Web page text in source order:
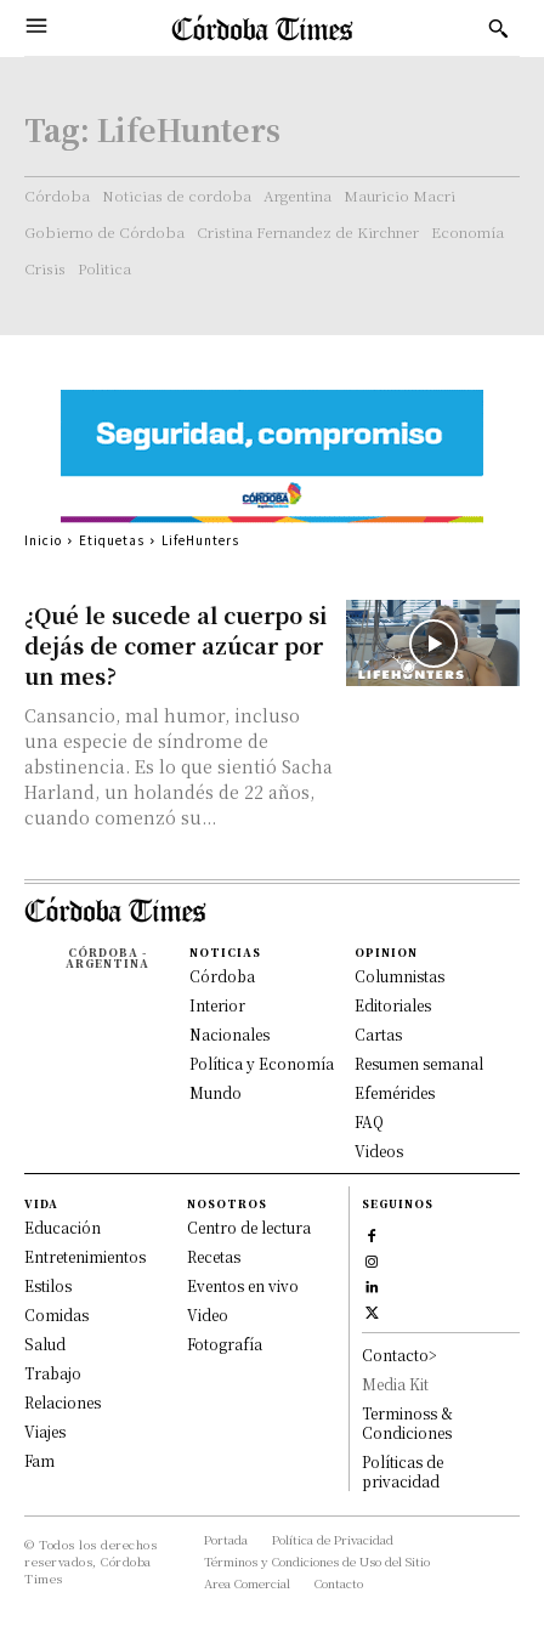
Tag: LifeHunters
Córdoba Noticias de cordoba Argentina
Mauricio Macri
Gobierno de Córdoba
Cristina Fernandez de Kirchner
Economía
Crisis
Politica
¿Qué le sucede al cuerpo si
dejás de comer azúcar por
un mes?
Cansancio, mal humor, incluso
una especie de síndrome de
abstinencia. Es lo que sientió Sacha
Harland, un holandés de 22 años,
cuando comenzó su...
Inicio Etiquetas LifeHunters
CÓRDOBA -
ARGENTINA
NOTICIAS
Córdoba
Interior
Nacionales
Política y Economía
Mundo
OPINION
Columnistas
Editoriales
Cartas
Resumen semanal
Efemérides
FAQ
Videos
VIDA
Educación
Entretenimientos
Estilos
Comidas
Salud
Trabajo
Relaciones
Viajes
Fam
NOSOTROS
Centro de lectura
Recetas
Eventos en vivo
Video
Fotografía
SEGUINOS
Contacto>
Media Kit
Terminoss &
Condiciones
Políticas de
privacidad
© Todos los derechos
reservados, Córdoba
Times
Portada
Política de Privacidad
Términos y Condiciones de Uso del Sitio
Area Comercial
Contacto